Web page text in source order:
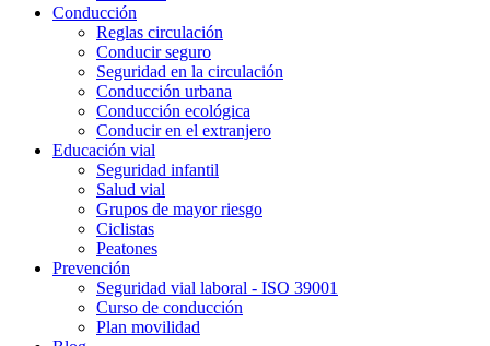
Conducción
Reglas circulación
Conducir seguro
Seguridad en la circulación
Conducción urbana
Conducción ecológica
Conducir en el extranjero
Educación vial
Seguridad infantil
Salud vial
Grupos de mayor riesgo
Ciclistas
Peatones
Prevención
Seguridad vial laboral - ISO 39001
Curso de conducción
Plan movilidad